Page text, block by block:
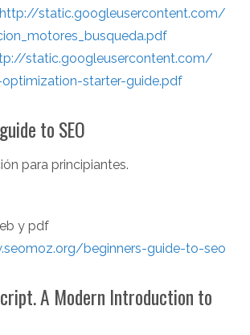
http://static.googleusercontent.com/
static.googleusercontent.com/
starter-guide.pdf
to SEO
para principiantes.
y pdf
beginners-guide-to-seo
A Modern Introduction to